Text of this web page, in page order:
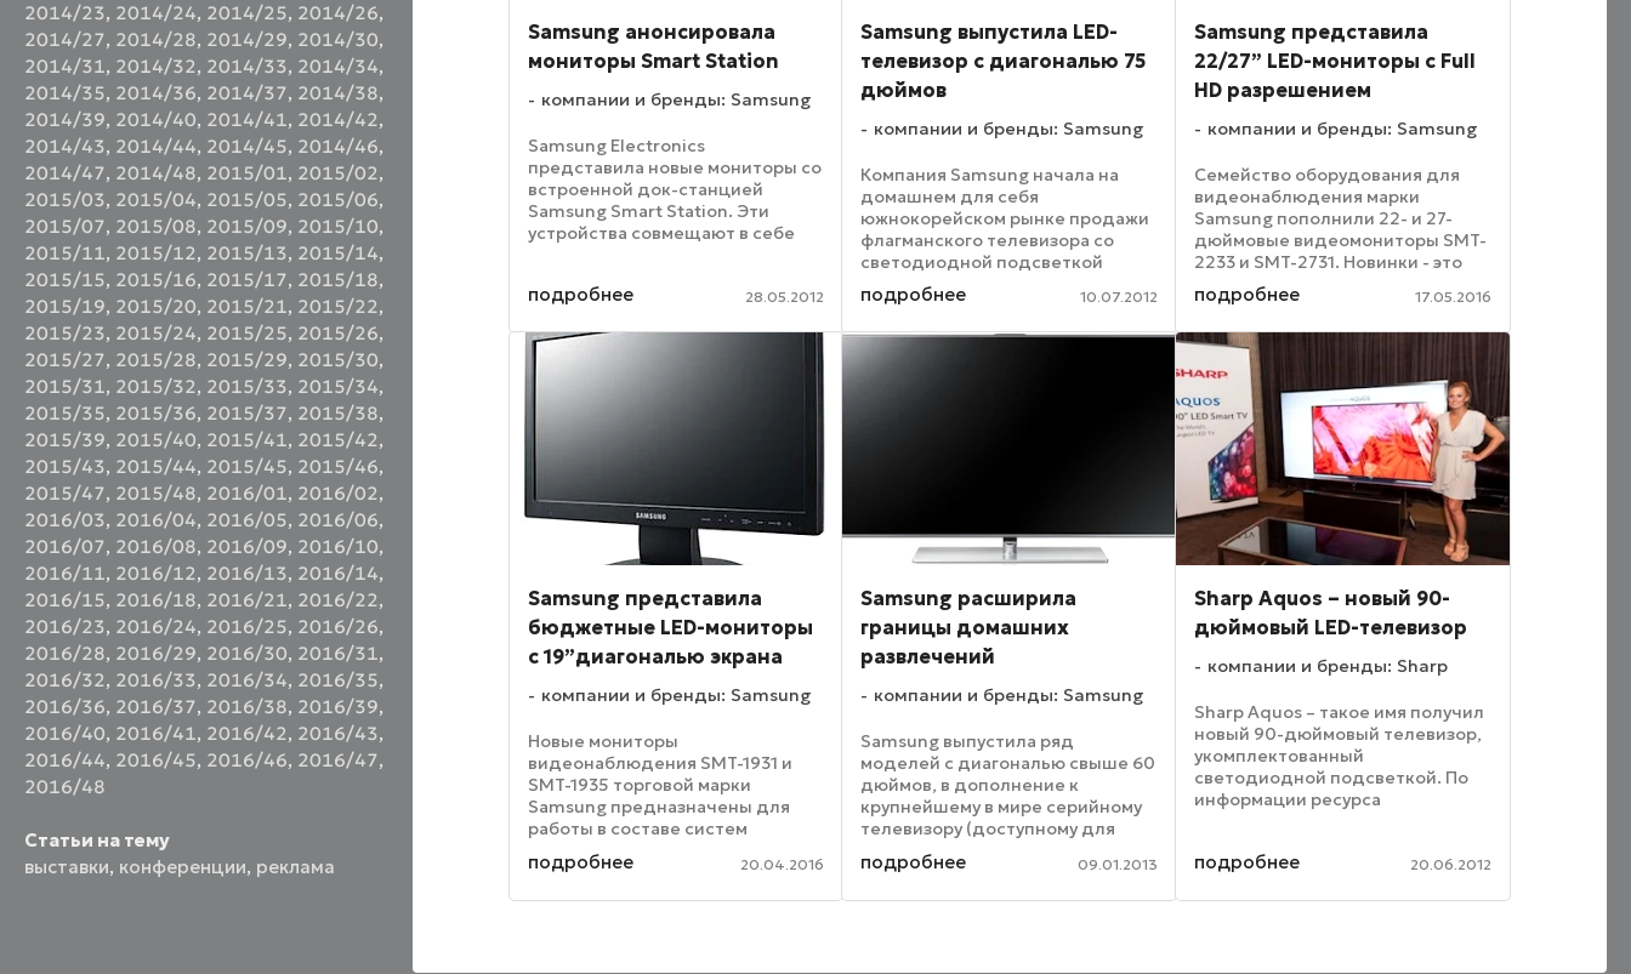
2014/23, 2014/24, 2014/25, 2014/26,
2014/27, 2014/28, 2014/29, 2014/30,
2014/31, 2014/32, 2014/33, 2014/34,
2014/35, 2014/36, 2014/37, 2014/38,
2014/39, 2014/40, 2014/41, 2014/42,
2014/43, 2014/44, 2014/45, 2014/46,
2014/47, 2014/48, 2015/01, 2015/02,
2015/03, 2015/04, 2015/05, 2015/06,
2015/07, 2015/08, 2015/09, 2015/10,
2015/11, 2015/12, 2015/13, 2015/14,
2015/15, 2015/16, 2015/17, 2015/18,
2015/19, 2015/20, 2015/21, 2015/22,
2015/23, 2015/24, 2015/25, 2015/26,
2015/27, 2015/28, 2015/29, 2015/30,
2015/31, 2015/32, 2015/33, 2015/34,
2015/35, 2015/36, 2015/37, 2015/38,
2015/39, 2015/40, 2015/41, 2015/42,
2015/43, 2015/44, 2015/45, 2015/46,
2015/47, 2015/48, 2016/01, 2016/02,
2016/03, 2016/04, 2016/05, 2016/06,
2016/07, 2016/08, 2016/09, 2016/10,
2016/11, 2016/12, 2016/13, 2016/14,
2016/15, 2016/18, 2016/21, 2016/22,
2016/23, 2016/24, 2016/25, 2016/26,
2016/28, 2016/29, 2016/30, 2016/31,
2016/32, 2016/33, 2016/34, 2016/35,
2016/36, 2016/37, 2016/38, 2016/39,
2016/40, 2016/41, 2016/42, 2016/43,
2016/44, 2016/45, 2016/46, 2016/47,
2016/48
Статьи на тему
выставки, конференции, реклама
Samsung анонсировала
мониторы Smart Station
компании и бренды: Samsung
Samsung Electronics
представила новые мониторы со
встроенной док-станцией
Samsung Smart Station. Эти
устройства совмещают в себе
док-станцию для комфортной
мобильными ...
подробнее 28.05.2012
Samsung выпустила LED-
телевизор с диагональю 75
дюймов
компании и бренды: Samsung
Компания Samsung начала на
домашнем для себя
южнокорейском рынке продажи
флагманского телевизора со
светодиодной подсветкой
75ES9000. Особенностью
модели является большая
диагональ, составляющая 75
подробнее 10.07.2012
Samsung представила
22/27” LED-мониторы с Full
HD разрешением
компании и бренды: Samsung
Семейство оборудования для
видеонаблюдения марки
Samsung пополнили 22- и 27-
дюймовые видеомониторы SMT-
2233 и SMT-2731. Новинки - это
LCD-матрицы с разрешением
1920x1080 точек и малым
временем отклика пикселя
(около 5 мс), что позволит
использовать ...
подробнее 17.05.2016
Samsung представила
бюджетные LED-мониторы
с 19”диагональю экрана
компании и бренды: Samsung
Новые мониторы
видеонаблюдения SMT-1931 и
SMT-1935 торговой марки
Samsung предназначены для
работы в составе систем
охранного видеоконтроля.
Совместимость с камерами и
подробнее 20.04.2016
Samsung расширила
границы домашних
развлечений
компании и бренды: Samsung
Samsung выпустила ряд
моделей с диагональю свыше 60
дюймов, в дополнение к
крупнейшему в мире серийному
телевизору (доступному для
широкой потребительской
аудитории) сверхвысокой
подробнее 09.01.2013
Sharp Aquos – новый 90-
дюймовый LED-телевизор
компании и бренды: Sharp
Sharp Aquos – такое имя получил
новый 90-дюймовый телевизор,
укомплектованный
светодиодной подсветкой. По
информации ресурса
LED-телевизором. Весит
подробнее 20.06.2012